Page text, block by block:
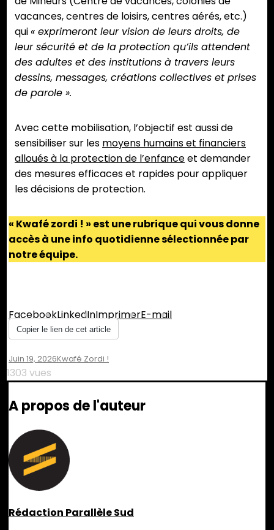
vacances, centres de loisirs, centres aérés, etc.)
qui« exprimeront leur vision de leurs droits, de
leur sécurité et de la protection qu’ils attendent
des adultes et des institutions à travers leurs
dessins, messages, créations collectives et prises
de parole ».
Avec cette mobilisation, l’objectif est aussi de
sensibiliser sur les moyens humains et financiers
alloués à la protection de l’enfanceet demander
des mesures efficaces et rapides pour appliquer
les décisions de protection.
« Kwafé zordi ! » est une rubrique qui vous donne
accès à une info quotidienne sélectionnée par
notre équipe.
FacebookLinkedInImprimerE-mail
Copier le lien de cet article
Juin 19, 2026Leave
Comment
Double
Lundi
Saint-
Denis :
Les
Prennent
La
Kwafé Zordi !
1303 vues
A propos de l'auteur
Rédaction Parallèle Sud